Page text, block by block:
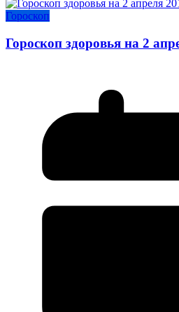
Гороскоп
Гороскоп здоровья на 2